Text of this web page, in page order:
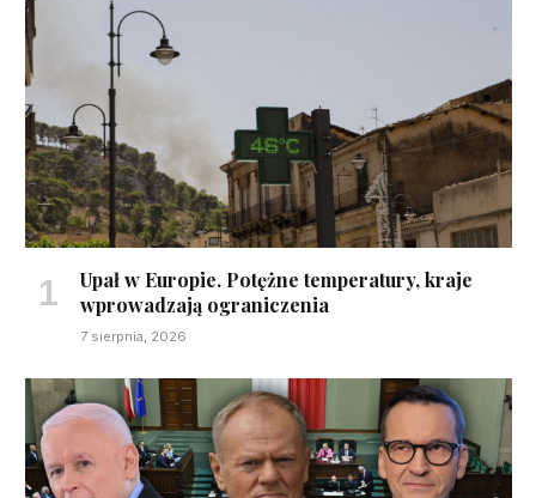
Upał w Europie. Potężne temperatury, kraje
wprowadzają ograniczenia
7 sierpnia, 2026